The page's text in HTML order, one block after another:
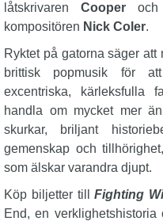
låtskrivaren Cooper och
kompositören Nick Coler.
Ryktet på gatorna säger
brittisk popmusik för
excentriska, kärleksfulla
handla om mycket mer
skurkar, briljant
gemenskap och
som älskar varandra djupt.
Köp biljetter tillFighting
End, en